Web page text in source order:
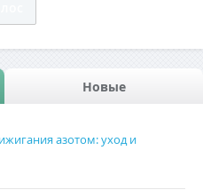
Новые
азотом: уход и